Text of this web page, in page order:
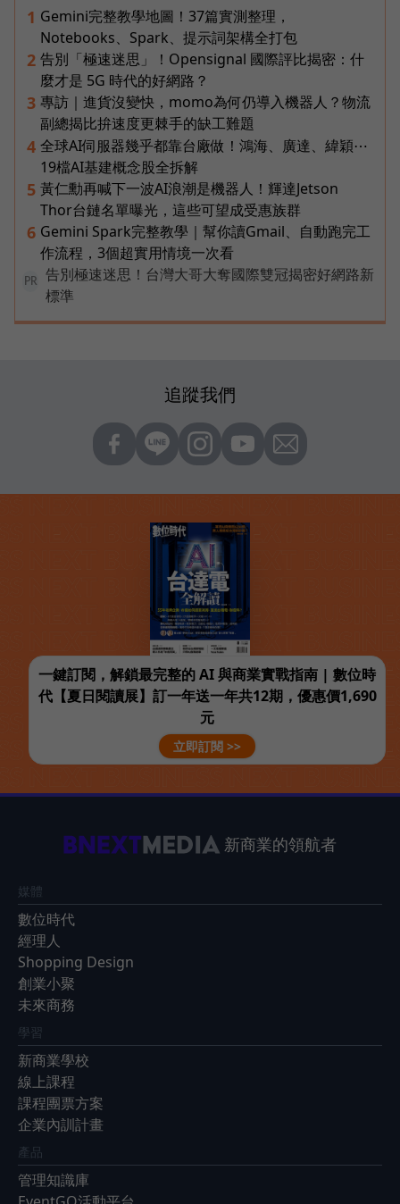
1 Gemini完整教學地圖！37篇實測整理，
Notebooks、Spark、提示詞架構全打包
2 告別「極速迷思」！Opensignal 國際評比揭密：什
麼才是 5G 時代的好網路？
3 專訪｜進貨沒變快，momo為何仍導入機器人？物流
副總揭比拚速度更棘手的缺工難題
4 全球AI伺服器幾乎都靠台廠做！鴻海、廣達、緯穎⋯
19檔AI基建概念股全拆解
5 黃仁勳再喊下一波AI浪潮是機器人！輝達Jetson
Thor台鏈名單曝光，這些可望成受惠族群
6 Gemini Spark完整教學｜幫你讀Gmail、自動跑完工
作流程，3個超實用情境一次看
PR
告別極速迷思！台灣大哥大奪國際雙冠揭密好網路新
標準
追蹤我們
一鍵訂閱，解鎖最完整的 AI 與商業實戰指南 | 數位時
代【夏日閱讀展】訂一年送一年共12期，優惠價1,690
元
立即訂閱 >>
新商業的領航者
媒體
數位時代
經理人
Shopping Design
創業小聚
未來商務
學習
新商業學校
線上課程
課程團票方案
企業內訓計畫
產品
管理知識庫